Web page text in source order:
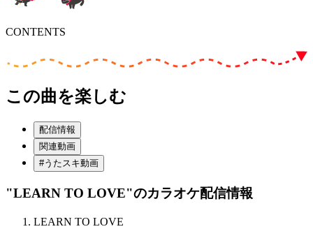
CONTENTS
この曲を楽しむ
配信情報
関連動画
#うたスキ動画
"LEARN TO LOVE"のカラオケ配信情報
LEARN TO LOVE